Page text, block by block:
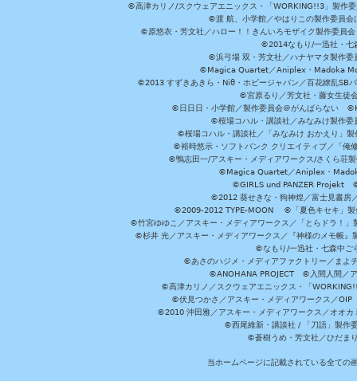
©高津カリノ/スクウェアエニックス・「WORKING!!3」製作
©渡 航、小学館／やはりこの製作委員
©原悠衣・芳文社／ハロー！！きんいろモザイク製作委員
©2014なもり/一迅社・
©浜弓場 双・芳文社／ハナヤマタ製作
©Magica Quartet／Aniplex・Madoka
©2013 すずきあきら・Niθ・ホビージャパン／百花繚乱
©宮原るり／芳文社・藤女生徒
©日日日・小学館／製作委員会＠がんばらない
©桜場コハル・講談社／みなみけ製作
©桜場コハル・講談社／「みなみけ おかえり」
©裕時悠示・ソフトバンク クリエイティブ／「
©鴨志田一/アスキー・メディアワークス/さく
©Magica Quartet／Aniplex・
©GIRLS und PANZER Projekt ©
©2012 葵せきな・狗神煌／富士見書
©2009-2012 TYPE-MOON ©「夏色キセキ」製
©竹宮ゆゆこ／アスキー・メディアワークス／「とらドラ！
©杉井 光／アスキー・メディアワークス／『神様のメモ帳
©なもり/一迅社・七森中
©あさのハジメ・メディアファクトリー／ま
©ANOHANA PROJECT ©入間人間／ア
©高津カリノ／スクウェアエニックス・「
©伏見つかさ／アスキー・メディアワークス／
©2010 沖田雅／アスキー・メディアワークス／オオ
©西尾維新・講談社 / 「刀語」製作
©蒼樹うめ・芳文社／ひだま
当ホームページに記載されている全ての